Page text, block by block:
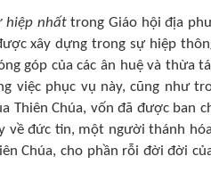
hiệp nhấttrong Giáo hội địa
xây dựng trong sự hiệp
góp của các ân huệ và thừa
việc phục vụ này, cũng như
Thiên Chúa, vốn đã được ban
về đức tin, một người thánh
Chúa, cho phần rỗi đời đời